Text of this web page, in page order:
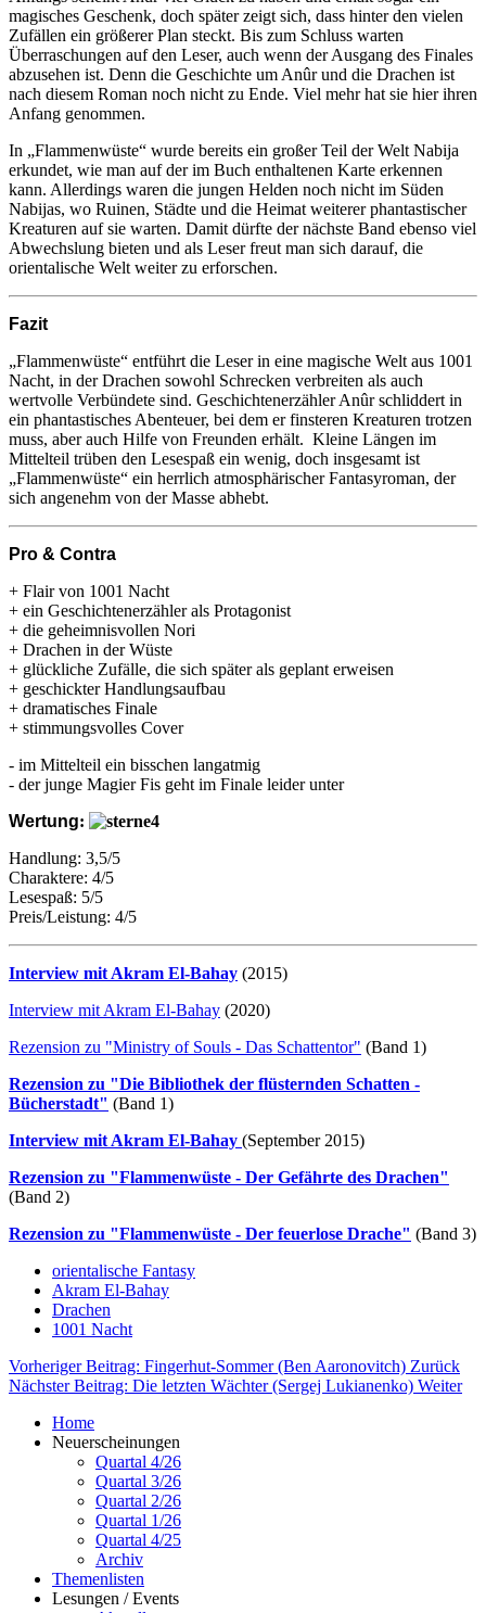
magisches Geschenk, doch später zeigt sich, dass hinter den vielen
Zufällen ein größerer Plan steckt. Bis zum Schluss warten
Überraschungen auf den Leser, auch wenn der Ausgang des Finales
abzusehen ist. Denn die Geschichte um Anûr und die Drachen ist
nach diesem Roman noch nicht zu Ende. Viel mehr hat sie hier ihren
Anfang genommen.
In „Flammenwüste“ wurde bereits ein großer Teil der Welt Nabija
erkundet, wie man auf der im Buch enthaltenen Karte erkennen
kann. Allerdings waren die jungen Helden noch nicht im Süden
Nabijas, wo Ruinen, Städte und die Heimat weiterer phantastischer
Kreaturen auf sie warten. Damit dürfte der nächste Band ebenso viel
Abwechslung bieten und als Leser freut man sich darauf, die
orientalische Welt weiter zu erforschen.
Fazit
„Flammenwüste“ entführt die Leser in eine magische Welt aus 1001
Nacht, in der Drachen sowohl Schrecken verbreiten als auch
wertvolle Verbündete sind. Geschichtenerzähler Anûr schliddert in
ein phantastisches Abenteuer, bei dem er finsteren Kreaturen trotzen
muss, aber auch Hilfe von Freunden erhält. Kleine Längen im
Mittelteil trüben den Lesespaß ein wenig, doch insgesamt ist
„Flammenwüste“ ein herrlich atmosphärischer Fantasyroman, der
sich angenehm von der Masse abhebt.
Pro & Contra
+ Flair von 1001 Nacht
+ ein Geschichtenerzähler als Protagonist
+ die geheimnisvollen Nori
+ Drachen in der Wüste
+ glückliche Zufälle, die sich später als geplant erweisen
+ geschickter Handlungsaufbau
+ dramatisches Finale
+ stimmungsvolles Cover
- im Mittelteil ein bisschen langatmig
- der junge Magier Fis geht im Finale leider unter
Wertung:
Handlung: 3,5/5
Charaktere: 4/5
Lesespaß: 5/5
Preis/Leistung: 4/5
Interview mit Akram El-Bahay (2015)
Interview mit Akram El-Bahay (2020)
Rezension zu "Ministry of Souls - Das Schattentor" (Band 1)
Rezension zu "Die Bibliothek der flüsternden Schatten -
Bücherstadt" (Band 1)
Interview mit Akram El-Bahay (September 2015)
Rezension zu "Flammenwüste - Der Gefährte des Drachen"
(Band 2)
Rezension zu "Flammenwüste - Der feuerlose Drache" (Band 3)
orientalische Fantasy
Akram El-Bahay
Drachen
1001 Nacht
Vorheriger Beitrag: Fingerhut-Sommer (Ben Aaronovitch) Zurück
Nächster Beitrag: Die letzten Wächter (Sergej Lukianenko) Weiter
Home
Neuerscheinungen
Quartal 4/26
Quartal 3/26
Quartal 2/26
Quartal 1/26
Quartal 4/25
Archiv
Themenlisten
Lesungen / Events